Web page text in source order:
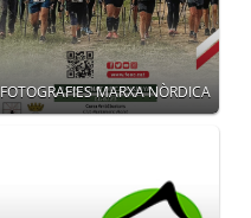
FOTOGRAFIES MARXA NÒRDICA